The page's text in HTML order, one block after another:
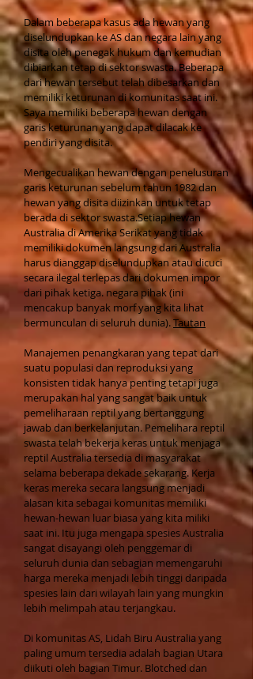
Dalam beberapa kasus ada hewan yang
diselundupkan ke AS dan negara lain yang
disita oleh penegak hukum dan kemudian
dibiarkan tetap di sektor swasta. Beberapa
dari hewan tersebut telah dibesarkan dan
memiliki keturunan di komunitas saat ini.
Saya memiliki beberapa hewan dengan
garis keturunan yang dapat dilacak ke
pendiri yang disita.
Mengecualikan hewan dengan penelusuran
garis keturunan sebelum tahun 1982 dan
hewan yang disita diizinkan untuk tetap
berada di sektor swasta.Setiap hewan
Australia di Amerika Serikat yang tidak
memiliki dokumen langsung dari Australia
harus dianggap diselundupkan atau dicuci
secara ilegal terlepas dari dokumen impor
dari pihak ketiga. negara pihak (ini
mencakup banyak morf yang kita lihat
bermunculan di seluruh dunia).Tautan
Manajemen penangkaran yang tepat dari
suatu populasi dan reproduksi yang
konsisten tidak hanya penting tetapi juga
merupakan hal yang sangat baik untuk
pemeliharaan reptil yang bertanggung
jawab dan berkelanjutan. Pemelihara reptil
swasta telah bekerja keras untuk menjaga
reptil Australia tersedia di masyarakat
selama beberapa dekade sekarang. Kerja
keras mereka secara langsung menjadi
alasan kita sebagai komunitas memiliki
hewan-hewan luar biasa yang kita miliki
saat ini. Itu juga mengapa spesies Australia
sangat disayangi oleh penggemar di
seluruh dunia dan sebagian memengaruhi
harga mereka menjadi lebih tinggi daripada
spesies lain dari wilayah lain yang mungkin
lebih melimpah atau terjangkau.
Di komunitas AS, Lidah Biru Australia yang
paling umum tersedia adalah bagian Utara
diikuti oleh bagian Timur. Blotched dan